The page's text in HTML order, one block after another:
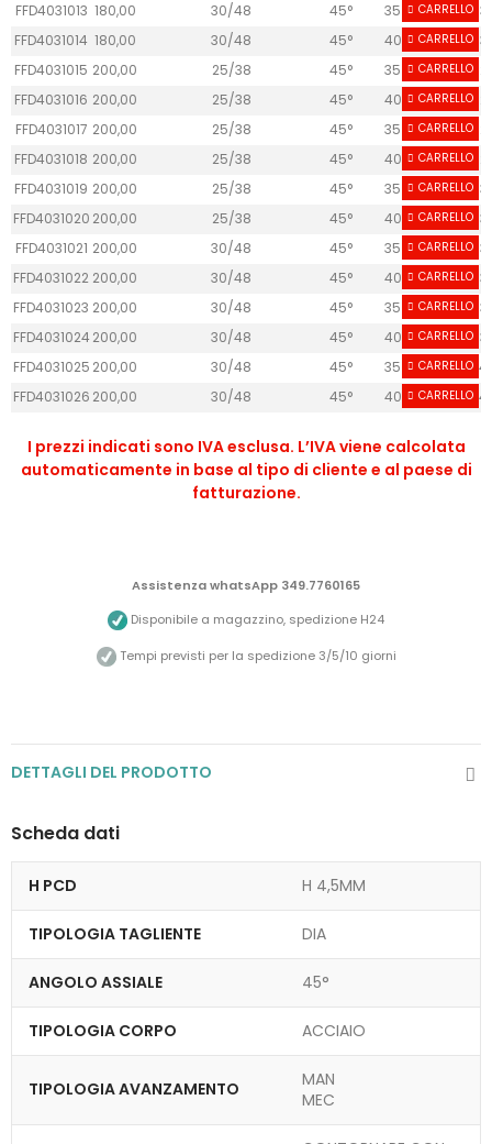
FFD4031013 180,00 30/48 45° 35 6+6
CARRELLO
FFD4031014 180,00 30/48 45° 40 6+6
CARRELLO
FFD4031015 200,00 25/38 45° 35 5+5
CARRELLO
FFD4031016 200,00 25/38 45° 40 5+5
CARRELLO
FFD4031017 200,00 25/38 45° 35 6+6
CARRELLO
FFD4031018 200,00 25/38 45° 40 6+6
CARRELLO
FFD4031019 200,00 25/38 45° 35 8+8
CARRELLO
FFD4031020 200,00 25/38 45° 40 8+8
CARRELLO
FFD4031021 200,00 30/48 45° 35 5+5
CARRELLO
FFD4031022 200,00 30/48 45° 40 5+5
CARRELLO
FFD4031023 200,00 30/48 45° 35 6+6
CARRELLO
FFD4031024 200,00 30/48 45° 40 6+6
CARRELLO
FFD4031025 200,00 30/48 45° 35 8+8
CARRELLO
FFD4031026 200,00 30/48 45° 40 8+8
CARRELLO
I prezzi indicati sono IVA esclusa. L’IVA viene calcolata
automaticamente in base al tipo di cliente e al paese di
fatturazione.
Assistenza whatsApp 349.7760165
Disponibile a magazzino, spedizione H24
Tempi previsti per la spedizione 3/5/10 giorni
DETTAGLI DEL PRODOTTO
Scheda dati
H PCD H 4,5MM
TIPOLOGIA TAGLIENTE DIA
ANGOLO ASSIALE 45°
TIPOLOGIA CORPO ACCIAIO
TIPOLOGIA AVANZAMENTO
MAN
MEC